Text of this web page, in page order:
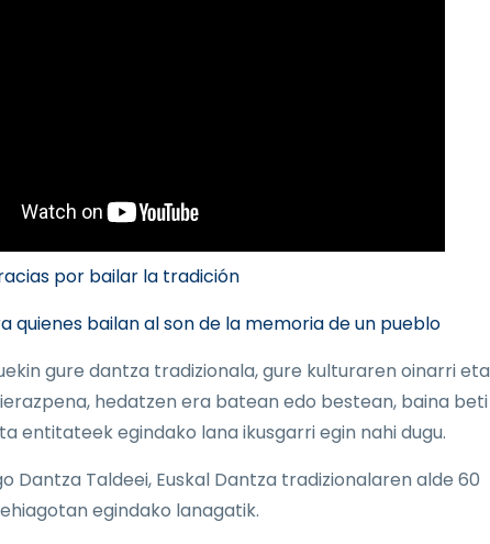
por bailar la tradición
quienes bailan al son de la memoria de un pueblo
gure dantza tradizionala, gure kulturaren oinarri eta
hedatzen era batean edo bestean, baina beti
entitateek egindako lana ikusgarri egin nahi dugu.
Dantza Taldeei, Euskal Dantza tradizionalaren alde 60
egindako lanagatik.